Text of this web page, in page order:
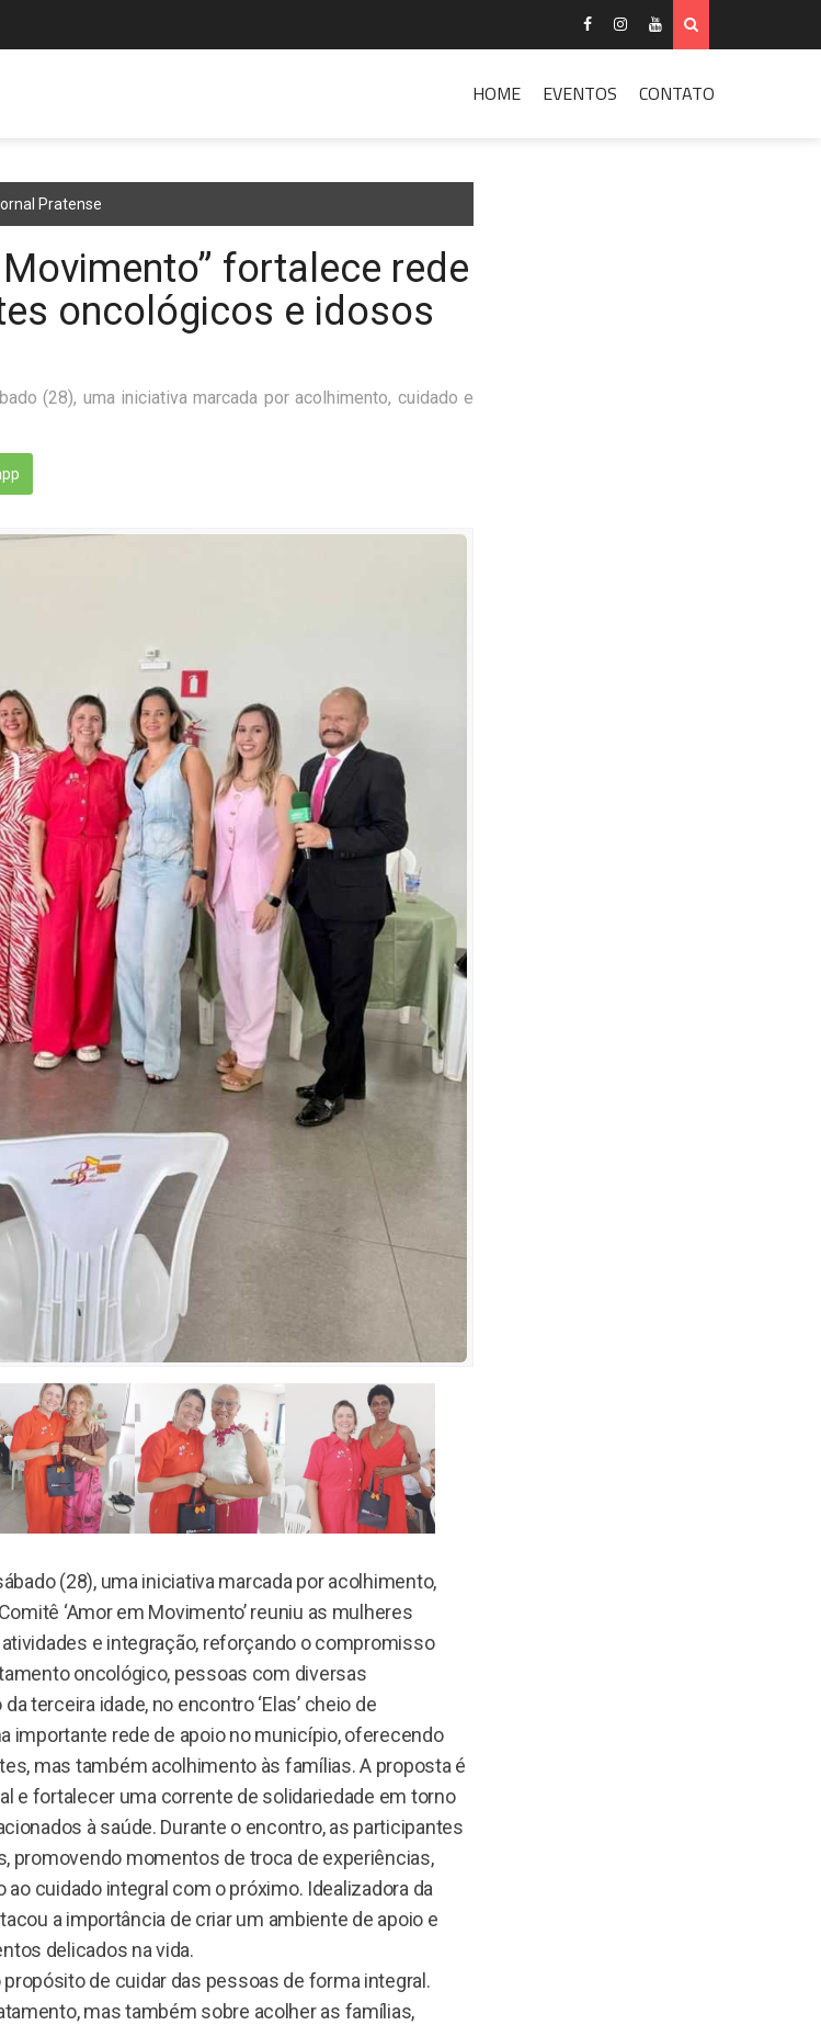
HOME EVENTOS CONTATO
Pratense
fortalece rede
oncológicos e idosos
(28), uma iniciativa marcada por acolhimento, cuidado e
(28), uma iniciativa marcada por acolhimento,
‘Amor em Movimento’ reuniu as mulheres
e integração, reforçando o compromisso
oncológico, pessoas com diversas
terceira idade, no encontro ‘Elas’ cheio de
importante rede de apoio no município, oferecendo
mas também acolhimento às famílias. A proposta é
e fortalecer uma corrente de solidariedade em torno
à saúde. Durante o encontro, as participantes
promovendo momentos de troca de experiências,
cuidado integral com o próximo. Idealizadora da
a importância de criar um ambiente de apoio e
delicados na vida.
de cuidar das pessoas de forma integral.
mas também sobre acolher as famílias,